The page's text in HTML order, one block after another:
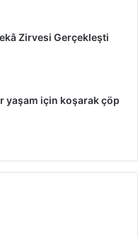
Zirvesi Gerçekleşti
yaşam için koşarak çöp